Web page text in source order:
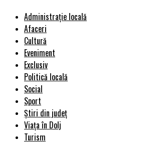
Administrație locală
Afaceri
Cultură
Eveniment
Exclusiv
Politică locală
Social
Sport
Știri din județ
Viața în Dolj
Turism